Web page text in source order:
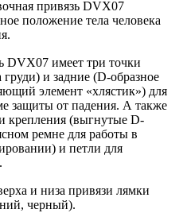
привязь DVX07
положение тела человека
DVX07 имеет три точки
и задние (D-образное
элемент «хлястик») для
защиты от падения. А также
крепления (выгнутые D-
ремне для работы в
и петли для
и низа привязи лямки
черный).